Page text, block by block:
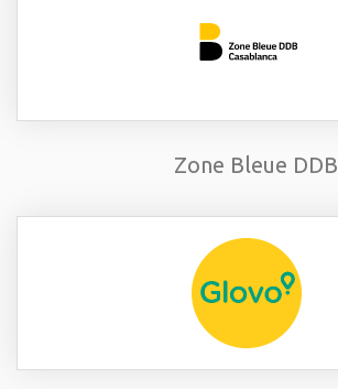
Zone Bleue DDB